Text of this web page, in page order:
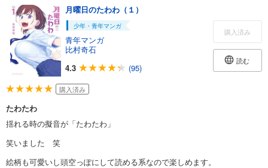
月曜日のたわわ（１）
少年・青年マンガ
青年マンガ
比村奇石
4.3
(95)
購入済み
読む
購入済み
たわたわ
揺れる時の擬音が「たわたわ」
笑いました 笑
絵柄も可愛いし頭空っぽにして読める系なので楽しめます。